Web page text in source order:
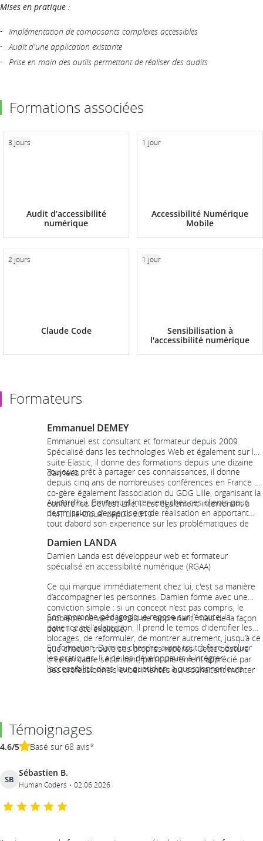
Mises en pratique :
Implémentation de composants complexes accessibles
Audit d'une application existante
Prise en main des outils permettant de réaliser des audits
Formations associées
Audit d’accessibilité
numérique
3 jours
Accessibilité Numérique
Mobile
1 jour
Claude Code
2 jours
Sensibilisation à
l'accessibilité numérique
1 jour
Formateurs
Emmanuel DEMEY
Emmanuel est consultant et formateur depuis 2009.
Spécialisé dans les technologies Web et également sur la
suite Elastic, il donne des formations depuis une dizaine
d’années.
Toujours prêt à partager ces connaissances, il donne
depuis cinq ans de nombreuses conférences en France et
co-gère également l’association du GDG Lille, organisant la
conférence Devfest Lille. Il est également intervenant à
l’IMT Lille-Douai depuis 2019.
Aujourd’hui, Emmanuel intervient chez ces clients pour
des missions d’expertise et de réalisation en apportant
tout d’abord son experience sur les problématiques de
Damien LANDA
Damien Landa est développeur web et formateur
spécialisé en accessibilité numérique (RGAA)
Ce qui marque immédiatement chez lui, c'est sa manière
d’accompagner les personnes. Damien forme avec une
conviction simple : si un concept n’est pas compris, le
problème ne vient jamais de l’apprenant, mais de la façon
dont il a été expliqué.
Son approche pédagogique repose sur l’écoute, la
patience et l’adaptation. Il prend le temps d’identifier les
blocages, de reformuler, de montrer autrement, jusqu’à ce
que chacun trouve ses propres repères. Cette posture
crée un cadre sécurisant, particulièrement apprécié par
des professionnels expérimentés qui souhaitent monter
En formation, Damien cherche avant tout à faire évoluer
les pratiques. Il aide les développeurs à intégrer
l’accessibilité dans leur quotidien, à questionner leurs
Témoignages
4.6/5 Basé sur 68 avis*
SB
Sébastien B.
Human Coders 02.06.2026